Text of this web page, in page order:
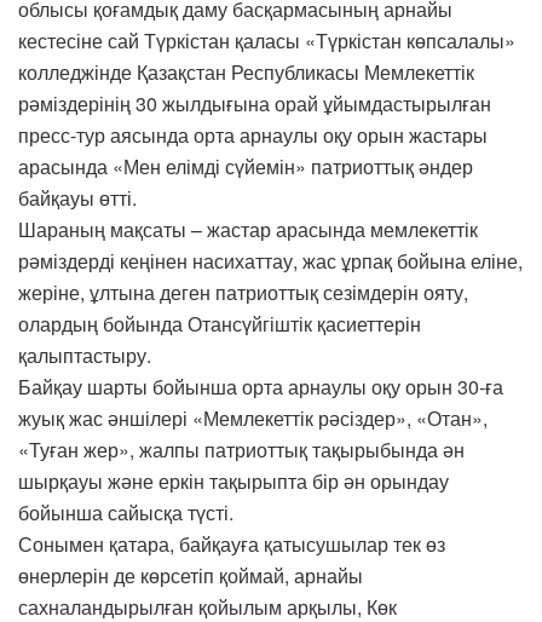
облысы қоғамдық даму басқармасының арнайы
кестесіне сай Түркістан қаласы «Түркістан көпсалалы»
колледжінде Қазақстан Республикасы Мемлекеттік
рәміздерінің 30 жылдығына орай ұйымдастырылған
пресс-тур аясында орта арнаулы оқу орын жастары
арасында «Мен елімді сүйемін» патриоттық әндер
байқауы өтті.
Шараның мақсаты – жастар арасында мемлекеттік
рәміздерді кеңінен насихаттау, жас ұрпақ бойына еліне,
жеріне, ұлтына деген патриоттық сезімдерін ояту,
олардың бойында Отансүйгіштік қасиеттерін
қалыптастыру.
Байқау шарты бойынша орта арнаулы оқу орын 30-ға
жуық жас әншілері «Мемлекеттік рәсіздер», «Отан»,
«Туған жер», жалпы патриоттық тақырыбында ән
шырқауы және еркін тақырыпта бір ән орындау
бойынша сайысқа түсті.
Сонымен қатара, байқауға қатысушылар тек өз
өнерлерін де көрсетіп қоймай, арнайы
сахналандырылған қойылым арқылы, Көк